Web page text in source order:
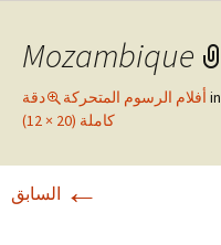
Mozambique
أفلام الرسوم المتحركة
دقة
كاملة (20 × 12)
← السابق